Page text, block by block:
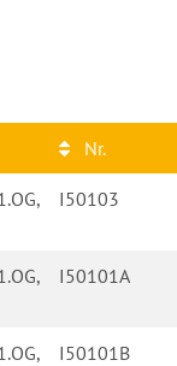
Nr.
I50103
I50101A
I50101B